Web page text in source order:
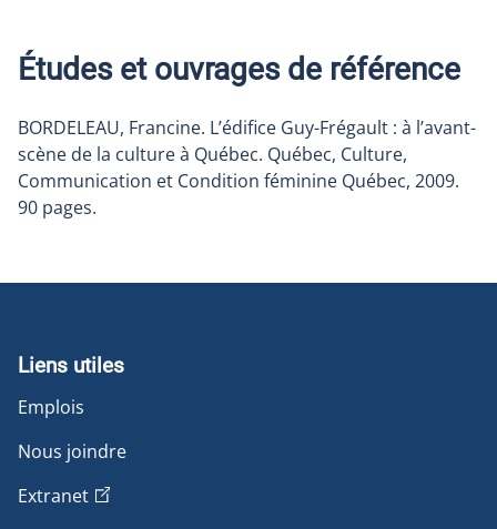
Études et ouvrages de référence
BORDELEAU, Francine. L’édifice Guy-Frégault : à l’avant-
scène de la culture à Québec. Québec, Culture,
Communication et Condition féminine Québec, 2009.
90 pages.
Liens utiles
Emplois
Nous joindre
Extranet